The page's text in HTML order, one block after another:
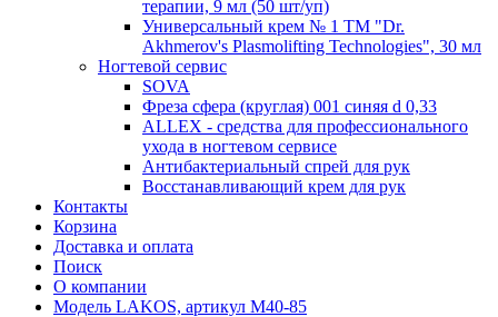
терапии, 9 мл (50 шт/уп)
Универсальный крем № 1 ТМ "Dr.
Akhmerov's Plasmolifting Technologies", 30 мл
Ногтевой сервис
SOVA
Фреза сфера (круглая) 001 синяя d 0,33
ALLEX - средства для профессионального
ухода в ногтевом сервисе
Антибактериальный спрей для рук
Восстанавливающий крем для рук
Контакты
Корзина
Доставка и оплата
Поиск
О компании
Модель LAKOS, артикул М40-85